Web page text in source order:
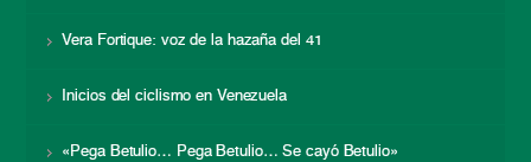
Vera Fortique: voz de la hazaña del 41
Inicios del ciclismo en Venezuela
«Pega Betulio… Pega Betulio… Se cayó Betulio»